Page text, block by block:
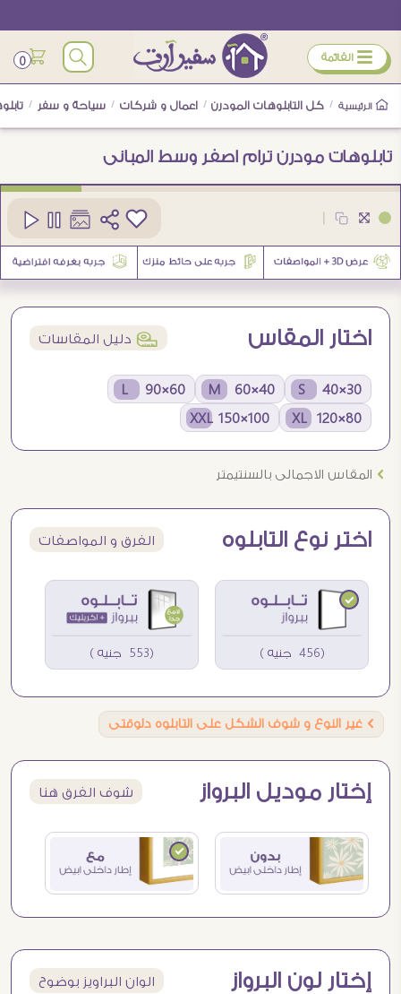
ÿ القائمة 0
الرئيسية / كل التابلوهات المودرن / اعمال و شركات / سياحة و سفر /
تابلوهات مودرن ترام اصفر وسط المبانى
اختار المقاس í دليل المقاسات
30×40 S
40×60 M
60×90 L
80×120 XL
100×150 XXL
Ö المقاس الاجمالى بالسنتيمتر
اختر نوع التابلوه الفرق و المواصفات
(456 جنيه ) (553 جنيه )
Ö غير النوع و شوف الشكل على التابلوه دلوقتى
إختار موديل البرواز شوف الفرق هنا
إختار لون البرواز الوان البراويز بوضوح